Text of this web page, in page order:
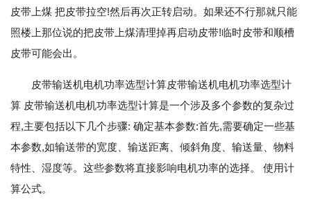
皮带上煤 把皮带拉空!然后再次正转启动。如果还不行那就只能
照楼上那位说的把皮带上煤清理掉再启动皮带!临时皮带和顺槽
皮带可能会出。
皮带输送机电机功率选型计算皮带输送机电机功率选型计
算 皮带输送机电机功率选型计算是一个涉及多个参数的复杂过
程,主要包括以下几个步骤: 确定基本参数:首先,需要确定一些基
本参数,如输送带的宽度、输送距离、倾斜角度、输送量、物料
特性、湿度等。这些参数将直接影响电机功率的选择。 使用计
算公式。